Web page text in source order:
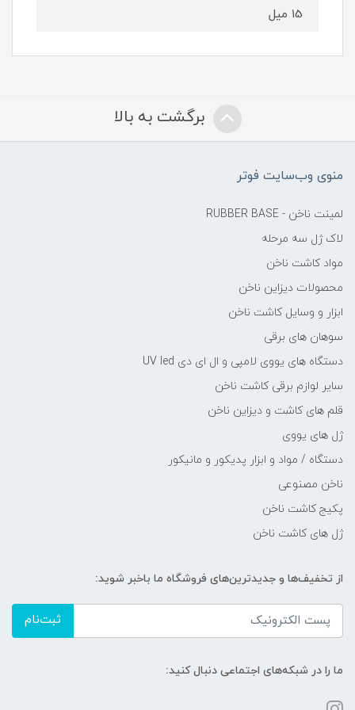
15 میل
برگشت به بالا
منوی وب‌سایت فوتر
لمینت ناخن - RUBBER BASE
لاک ژل سه مرحله
مواد کاشت ناخن
محصولات دیزاین ناخن
ابزار و وسایل کاشت ناخن
سوهان های برقی
دستگاه های یووی لامپی و ال ای دی UV led
سایر لوازم برقی کاشت ناخن
قلم های کاشت و دیزاین ناخن
ژل های یووی
دستگاه / مواد و ابزار پدیکور و مانیکور
ناخن مصنوعی
پکیج کاشت ناخن
ژل های کاشت ناخن
از تخفیف‌ها و جدیدترین‌های فروشگاه ما باخبر شوید:
ثبت‌نام
ما را در شبکه‌های اجتماعی دنبال کنید: